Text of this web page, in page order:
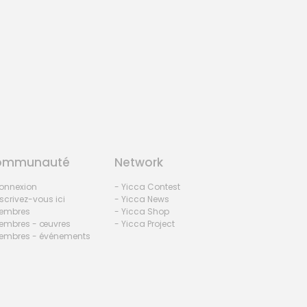
vous ici
- œuvres
- événements
Network
- Yicca Contest
- Yicca News
- Yicca Shop
- Yicca Project